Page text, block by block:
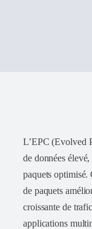
L’EPC (Evolved
de données élevé, une faible
paquets optimisé.
de paquets
croissante de trafic de
applications